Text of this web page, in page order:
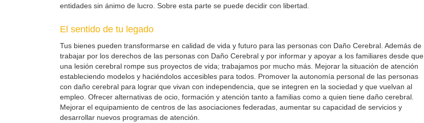
entidades sin ánimo de lucro. Sobre esta parte se puede decidir con libertad.
El sentido de tu legado
Tus bienes pueden transformarse en calidad de vida y futuro para las personas con Daño Cerebral. Además de
trabajar por los derechos de las personas con Daño Cerebral y por informar y apoyar a los familiares desde que
una lesión cerebral rompe sus proyectos de vida; trabajamos por mucho más. Mejorar la situación de atención
estableciendo modelos y haciéndolos accesibles para todos. Promover la autonomía personal de las personas
con daño cerebral para lograr que vivan con independencia, que se integren en la sociedad y que vuelvan al
empleo. Ofrecer alternativas de ocio, formación y atención tanto a familias como a quien tiene daño cerebral.
Mejorar el equipamiento de centros de las asociaciones federadas, aumentar su capacidad de servicios y
desarrollar nuevos programas de atención.